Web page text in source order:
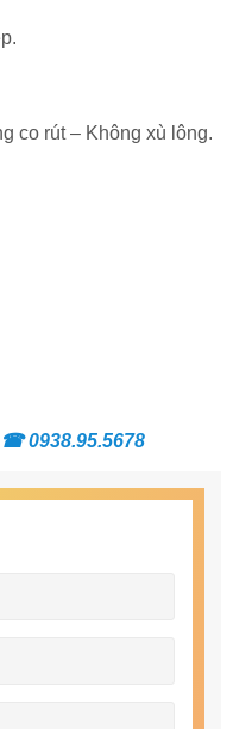
co rút – Không xù lông.
☎0938.95.5678